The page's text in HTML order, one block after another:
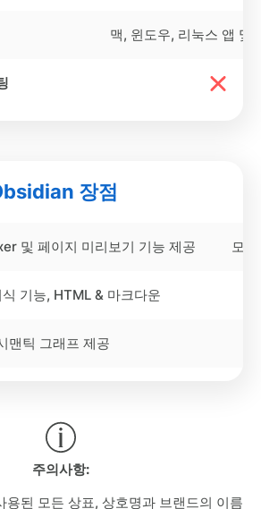
맥, 윈도우, 리눅스 앱 및
장점
및 페이지 미리보기 기능 제공 모
기능, HTML & 마크다운
맨틱 그래프 제공
주의사항:
용된 모든 상표, 상호명과 브랜드의 이름